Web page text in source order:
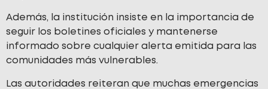
Además, la institución insiste en la importancia de
seguir los boletines oficiales y mantenerse
informado sobre cualquier alerta emitida para las
comunidades más vulnerables.
Las autoridades reiteran que muchas emergencias